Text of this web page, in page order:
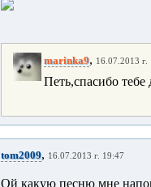
marinka9, 16.07.2013 г.
Петь,спасибо
tom2009, 16.07.2013 г. 19:47
Ой какую песню мне